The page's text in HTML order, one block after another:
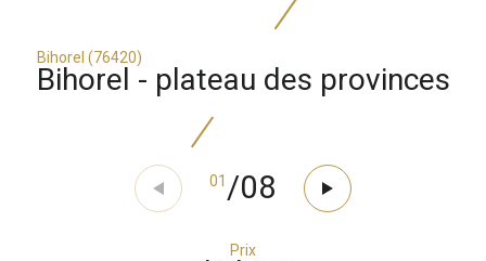
Bihorel (76420)
bihorel - plateau des provinces
01 /08
Prix